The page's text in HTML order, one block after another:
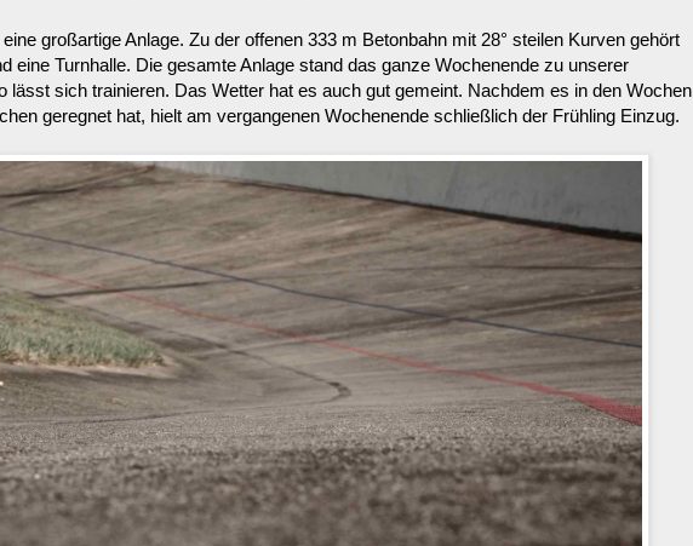
großartige Anlage. Zu der offenen 333 m Betonbahn mit 28° steilen Kurven gehört
eine Turnhalle. Die gesamte Anlage stand das ganze Wochenende zu unserer
lässt sich trainieren. Das Wetter hat es auch gut gemeint. Nachdem es in den Wochen
geregnet hat, hielt am vergangenen Wochenende schließlich der Frühling Einzug.